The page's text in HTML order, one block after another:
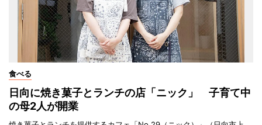
食べる
日向に焼き菓子とランチの店「ニック」 子育て中
の母2人が開業